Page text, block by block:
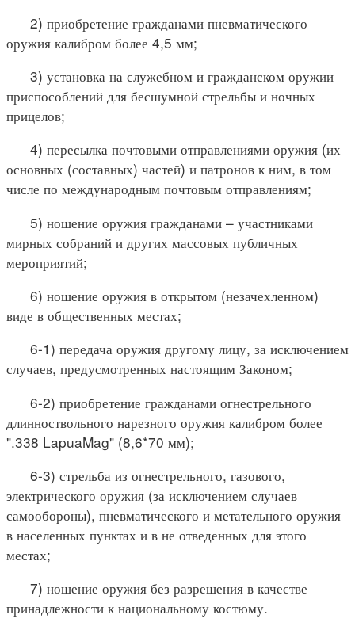
2) приобретение гражданами пневматического
оружия калибром более 4,5 мм;
3) установка на служебном и гражданском оружии
приспособлений для бесшумной стрельбы и ночных
прицелов;
4) пересылка почтовыми отправлениями оружия (их
основных (составных) частей) и патронов к ним, в том
числе по международным почтовым отправлениям;
5) ношение оружия гражданами – участниками
мирных собраний и других массовых публичных
мероприятий;
6) ношение оружия в открытом (незачехленном)
виде в общественных местах;
6-1) передача оружия другому лицу, за исключением
случаев, предусмотренных настоящим Законом;
6-2) приобретение гражданами огнестрельного
длинноствольного нарезного оружия калибром более
".338 LapuaMag" (8,6*70 мм);
6-3) стрельба из огнестрельного, газового,
электрического оружия (за исключением случаев
самообороны), пневматического и метательного оружия
в населенных пунктах и в не отведенных для этого
местах;
7) ношение оружия без разрешения в качестве
принадлежности к национальному костюму.